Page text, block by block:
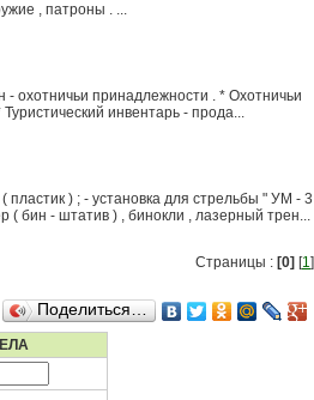
, патроны . ...
охотничьи принадлежности . * Охотничьи
инвентарь - прода...
) ; - установка для стрельбы " УМ - 3
бин - штатив ) , бинокли , лазерный трен...
Страницы : [0] [1]
Поделиться…